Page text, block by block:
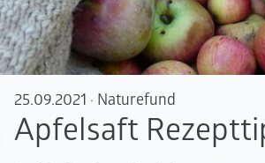
25.09.2021 · Naturefund
Apfelsaft